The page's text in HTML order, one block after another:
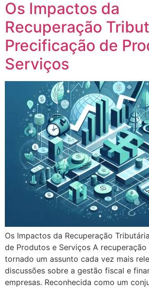
Os Impactos da
Recuperação
Precificação de
Serviços
Os Impactos da Recuperação
de Produtos e Serviços A
tornado um assunto cada vez mais
discussões sobre a gestão fiscal e
empresas. Reconhecida como um